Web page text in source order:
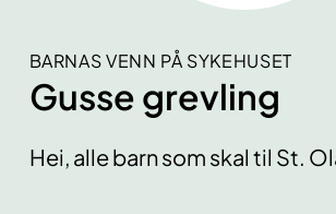
BARNAS VENN PÅ SYKEHUSET
Gusse grevling
Hei, alle barn som skal til St.